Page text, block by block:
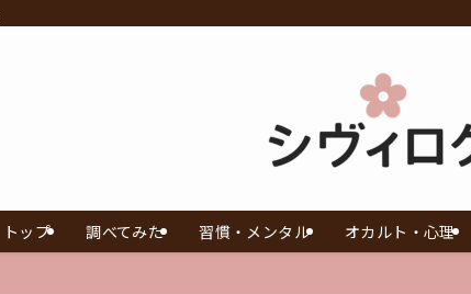
トップ 調べてみた 習慣・メンタル オカルト・心理